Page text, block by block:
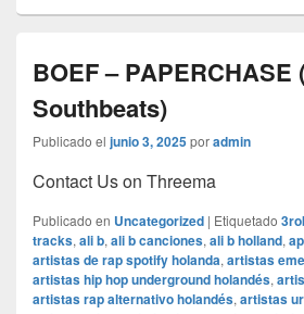
BOEF – PAPERCHASE
Southbeats)
Publicado el junio 3, 2025poradmin
Contact Us on Threema
Publicado en Uncategorized | Etiquetado
tracks, ali b, ali b canciones, ali b holland,
artistas de rap spotify holanda, artistas
artistas hip hop underground holandés,
artistas rap alternativo holandés, artistas